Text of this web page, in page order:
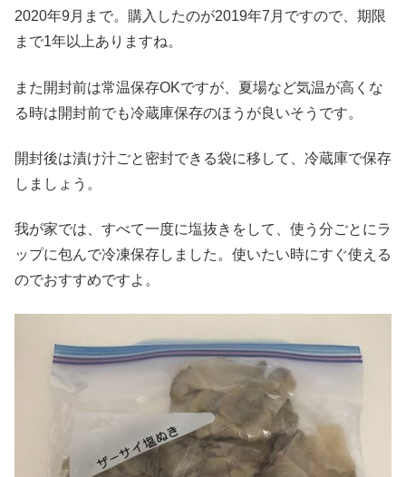
2020年9月まで。購入したのが2019年7月ですので、期限
まで1年以上ありますね。
また開封前は常温保存OKですが、夏場など気温が高くな
る時は開封前でも冷蔵庫保存のほうが良いそうです。
開封後は漬け汁ごと密封できる袋に移して、冷蔵庫で保存
しましょう。
我が家では、すべて一度に塩抜きをして、使う分ごとにラ
ップに包んで冷凍保存しました。使いたい時にすぐ使える
のでおすすめですよ。